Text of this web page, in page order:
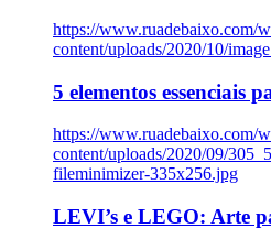
https://www.ruadebaixo.com/
content/uploads/2020/10/
5 elementos essenciais
https://www.ruadebaixo.com/
content/uploads/2020/09/
fileminimizer-335x256.jpg
LEVI’s e LEGO: Arte